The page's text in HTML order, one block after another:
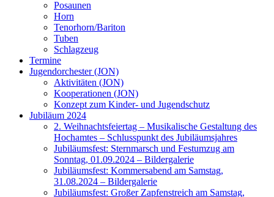
Posaunen
Horn
Tenorhorn/Bariton
Tuben
Schlagzeug
Termine
Jugendorchester (JON)
Aktivitäten (JON)
Kooperationen (JON)
Konzept zum Kinder- und Jugendschutz
Jubiläum 2024
2. Weihnachtsfeiertag – Musikalische Gestaltung des
Hochamtes – Schlusspunkt des Jubiläumsjahres
Jubiläumsfest: Sternmarsch und Festumzug am
Sonntag, 01.09.2024 – Bildergalerie
Jubiläumsfest: Kommersabend am Samstag,
31.08.2024 – Bildergalerie
Jubiläumsfest: Großer Zapfenstreich am Samstag,